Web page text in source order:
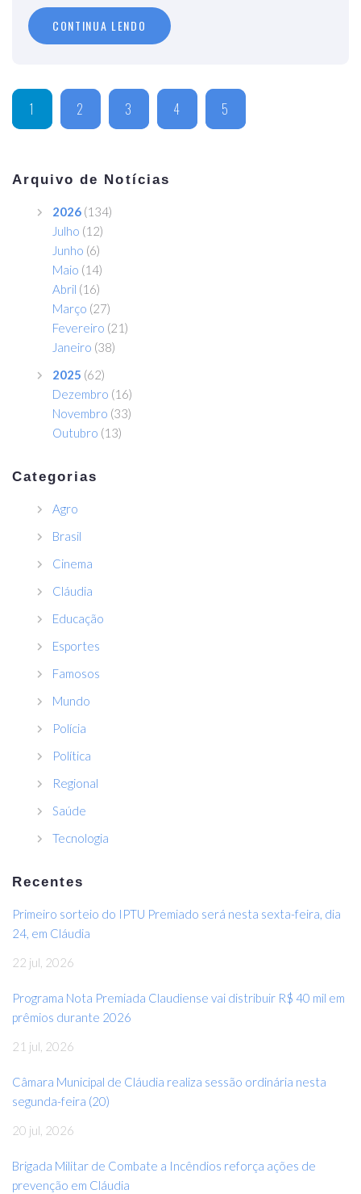
CONTINUA LENDO
1 2 3 4 5
Arquivo de Notícias
2026 (134)
Julho (12)
Junho (6)
Maio (14)
Abril (16)
Março (27)
Fevereiro (21)
Janeiro (38)
2025 (62)
Dezembro (16)
Novembro (33)
Outubro (13)
Categorias
Agro
Brasil
Cinema
Cláudia
Educação
Esportes
Famosos
Mundo
Polícia
Política
Regional
Saúde
Tecnologia
Recentes
Primeiro sorteio do IPTU Premiado será nesta sexta-feira, dia
24, em Cláudia
22 jul, 2026
Programa Nota Premiada Claudiense vai distribuir R$ 40 mil em
prêmios durante 2026
21 jul, 2026
Câmara Municipal de Cláudia realiza sessão ordinária nesta
segunda-feira (20)
20 jul, 2026
Brigada Militar de Combate a Incêndios reforça ações de
prevenção em Cláudia